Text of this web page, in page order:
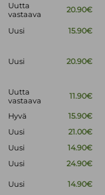
Uutta
vastaava
20.90€
Uusi
15.90€
Uusi 20.90€
Uutta
vastaava
11.90€
Hyvä
15.90€
Uusi
21.00€
Uusi
14.90€
Uusi
24.90€
Uusi 14.90€